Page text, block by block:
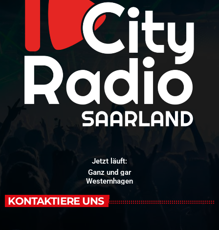
Jetzt läuft:
Ganz und gar
Westernhagen
KONTAKTIERE UNS